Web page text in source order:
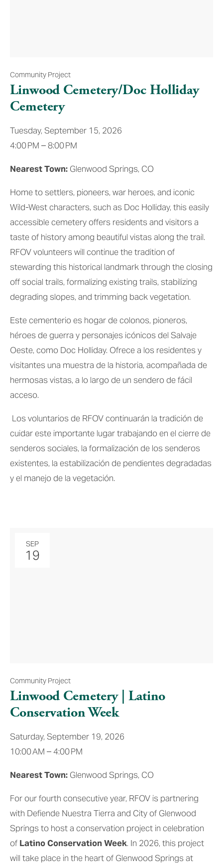
Community Project
Linwood Cemetery/Doc Holliday
Cemetery
Tuesday, September 15, 2026
4:00 PM
8:00 PM
Nearest Town: Glenwood Springs, CO
Home to settlers, pioneers, war heroes, and iconic
Wild-West characters, such as Doc Holliday, this easily
accessible cemetery offers residents and visitors a
taste of history among beautiful vistas along the trail.
RFOV volunteers will continue the tradition of
stewarding this historical landmark through the closing
off social trails, formalizing existing trails, stabilizing
degrading slopes, and trimming back vegetation.
Este cementerio es hogar de colonos, pioneros,
héroes de guerra y personajes icónicos del Salvaje
Oeste, como Doc Holliday. Ofrece a los residentes y
visitantes una muestra de la historia, acompañada de
hermosas vistas, a lo largo de un sendero de fácil
acceso.
Los voluntarios de RFOV continuarán la tradición de
cuidar este importante lugar trabajando en el cierre de
senderos sociales, la formalización de los senderos
existentes, la estabilización de pendientes degradadas
y el manejo de la vegetación.
SEP
19
Community Project
Linwood Cemetery | Latino
Conservation Week
Saturday, September 19, 2026
10:00 AM
4:00 PM
Nearest Town: Glenwood Springs, CO
For our fourth consecutive year, RFOV is partnering
with Defiende Nuestra Tierra and City of Glenwood
Springs to host a conservation project in celebration
of Latino Conservation Week. In 2026, this project
will take place in the heart of Glenwood Springs at